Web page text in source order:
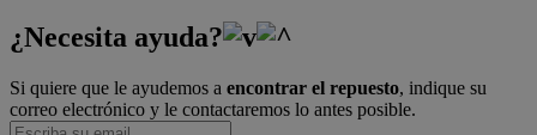
¿Necesita ayuda?
Si quiere que le ayudemos a encontrar el repuesto, indique su
correo electrónico y le contactaremos lo antes posible.